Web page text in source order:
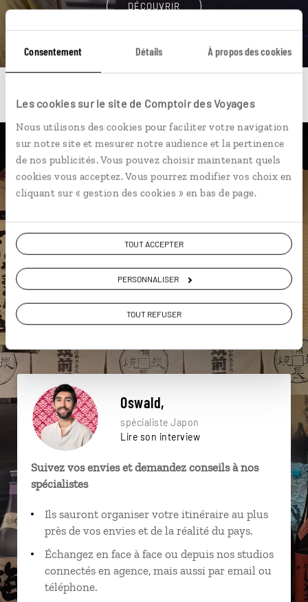
Consentement Détails À propos des cookies
Les cookies sur le site de Comptoir des Voyages
Nous utilisons des cookies pour faciliter votre navigation
sur notre site et mesurer notre audience et la pertinence
de nos publicités. Vous pouvez choisir maintenant quels
cookies vous acceptez. Vous pourrez modifier vos choix en
cliquant sur « gestion des cookies » en bas de page.
TOUT ACCEPTER
PERSONNALISER
TOUT REFUSER
DÉCOUVRIR
Une envie de voyage
particulière ?
Asakusa Chemin de la Philosophie
Forêt de bambous d'Arashiyama Château de Nijo-jo
Oswald,
spécialiste Japon
Lire son interview
Suivez vos envies et demandez conseils à nos
spécialistes
Ils sauront organiser votre itinéraire au plus
près de vos envies et de la réalité du pays.
Échangez en face à face ou depuis nos studios
connectés en agence, mais aussi par email ou
téléphone.